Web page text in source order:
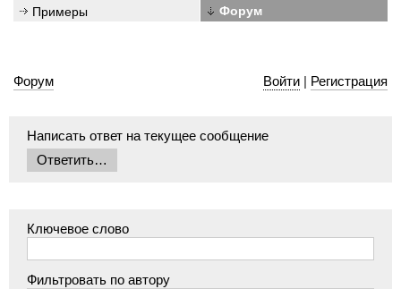
Примеры
Форум
Форум Войти| Регистрация
Написать ответ на текущее сообщение
Ключевое слово
Фильтровать по автору